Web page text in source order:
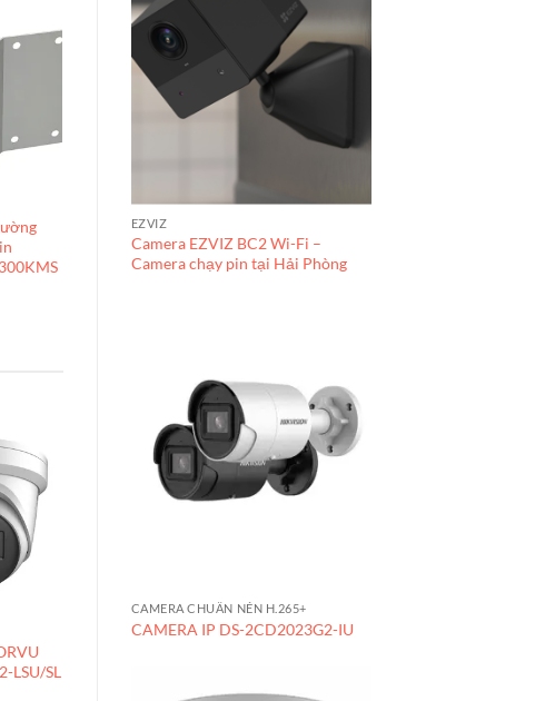
Cáp nhảy-Patch cord
COMMSCOPE CAT5E
UTP 20 mét (CO155D2-
LSU/SL
CAMERA IP
EZVIZ
Camera EZVIZ BC2 Wi-Fi –
Camera chạy pin tại Hải Phòng
CAMERA CHUẨN NÉN H.265+
CAMERA IP DS-2CD2023G2-IU